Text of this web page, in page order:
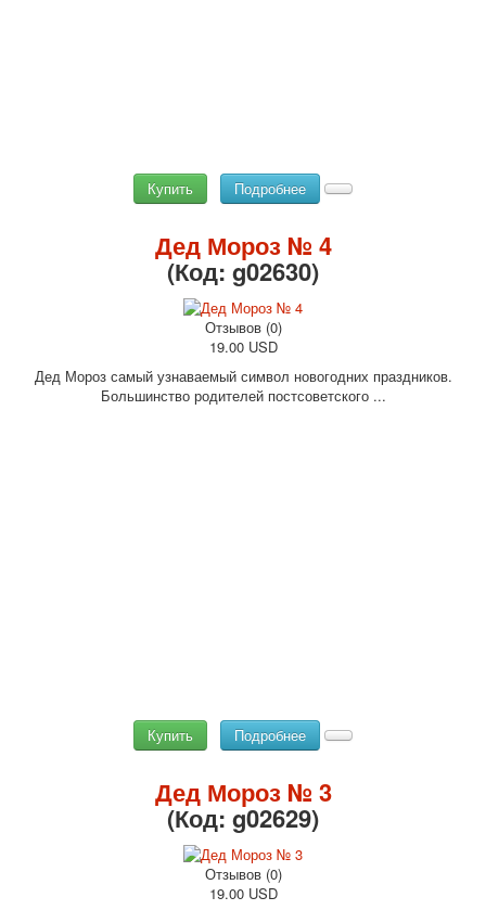
Купить Подробнее
Дед Мороз № 4
(Код: g02630)
Отзывов (0)
19.00 USD
Дед Мороз самый узнаваемый символ новогодних праздников.
Большинство родителей постсоветского ...
Купить Подробнее
Дед Мороз № 3
(Код: g02629)
Отзывов (0)
19.00 USD